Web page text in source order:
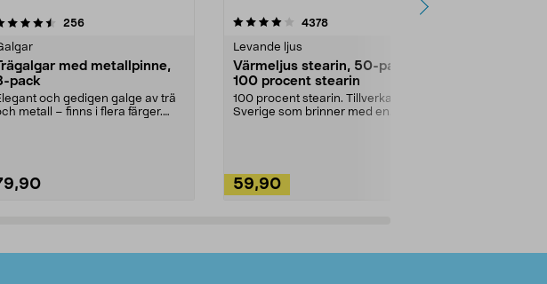
256recensioner
med metallpinne,
pack
och gedigen galge av trä
metall – finns i flera färger.
4.0av 5 stjärnor 4378recensioner
Levande ljus
Värmeljus stearin, 50-pack,
100 procent stearin
100 procent stearin. Tillverkade i
Sverige som brinner med en
59,90
4.5av 5 stjärnor